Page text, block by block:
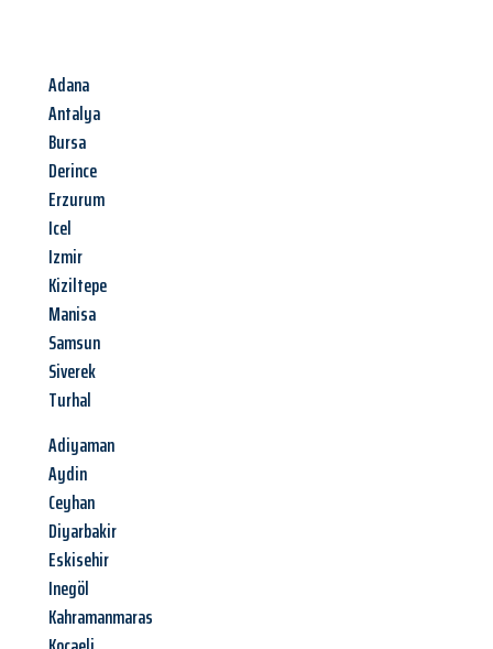
Adana
Antalya
Bursa
Derince
Erzurum
Icel
Izmir
Kiziltepe
Manisa
Samsun
Siverek
Turhal
Adiyaman
Aydin
Ceyhan
Diyarbakir
Eskisehir
Inegöl
Kahramanmaras